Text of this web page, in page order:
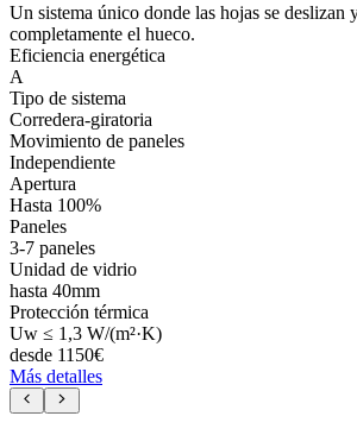
Un sistema único donde las hojas se deslizan
completamente el hueco.
Eficiencia energética
A
Tipo de sistema
Corredera-giratoria
Movimiento de paneles
Independiente
Apertura
Hasta 100%
Paneles
3-7 paneles
Unidad de vidrio
hasta 40mm
Protección térmica
Uw ≤ 1,3 W/(m²·K)
desde 1150€
Más detalles